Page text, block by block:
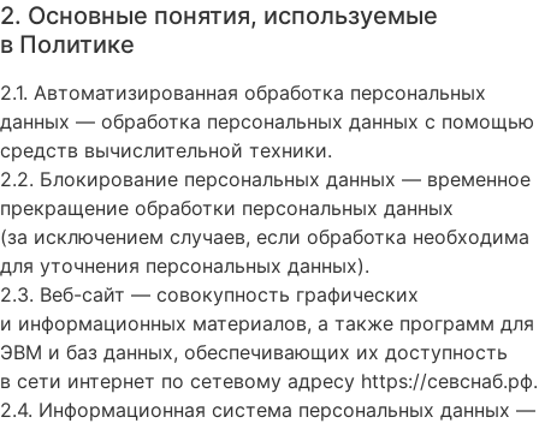
2. Основные понятия, используемые
в Политике
2.1. Автоматизированная обработка персональных
данных — обработка персональных данных с помощью
средств вычислительной техники.
2.2. Блокирование персональных данных — временное
прекращение обработки персональных данных
(за исключением случаев, если обработка необходима
для уточнения персональных данных).
2.3. Веб-сайт — совокупность графических
и информационных материалов, а также программ для
ЭВМ и баз данных, обеспечивающих их доступность
в сети интернет по сетевому адресу https://севснаб.рф.
2.4. Информационная система персональных данных —